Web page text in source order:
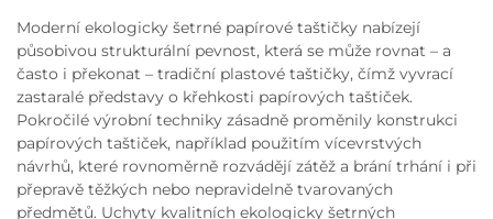
Moderní ekologicky šetrné papírové taštičky nabízejí
působivou strukturální pevnost, která se může rovnat – a
často i překonat – tradiční plastové taštičky, čímž vyvrací
zastaralé představy o křehkosti papírových taštiček.
Pokročilé výrobní techniky zásadně proměnily konstrukci
papírových taštiček, například použitím vícevrstvých
návrhů, které rovnoměrně rozvádějí zátěž a brání trhání i při
přepravě těžkých nebo nepravidelně tvarovaných
předmětů. Uchyty kvalitních ekologicky šetrných